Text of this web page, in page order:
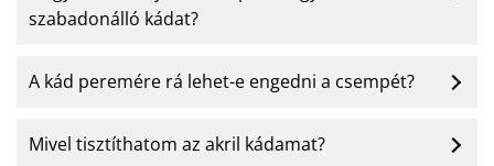
szabadonálló kádat?
A kád peremére rá lehet-e engedni a csempét?
Mivel tisztíthatom az akril kádamat?